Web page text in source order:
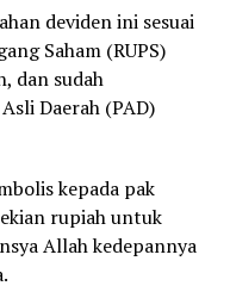
deviden ini sesuai
Saham (RUPS)
dan sudah
Daerah (PAD)
kepada pak
rupiah untuk
Allah kedepannya